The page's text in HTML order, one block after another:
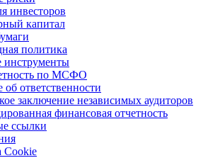
инвесторов
капитал
политика
инструменты
по МСФО
об ответственности
заключение независимых аудиторов
финансовая отчетность
ссылки
Cookie